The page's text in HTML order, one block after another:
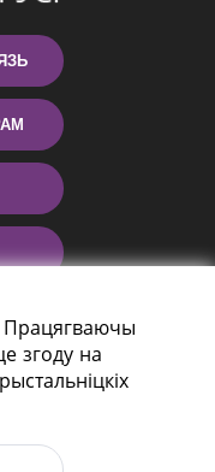
Працягваючы
згоду на